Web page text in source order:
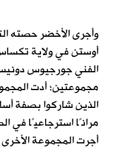
أوستن في ولاية
الفني جورجيوس
مجموعتين؛ أدت
الذين شاركوا بصفة
مرانًا استرجاعيًا في
أجرت المجموعة